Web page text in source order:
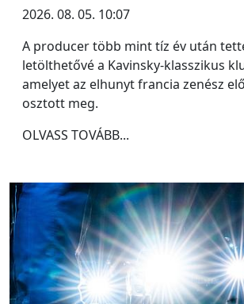
2026. 08. 05. 10:07
A producer több mint tíz év után
letölthetővé a Kavinsky-klasszikus
amelyet az elhunyt francia zenész
osztott meg.
OLVASS TOVÁBB...